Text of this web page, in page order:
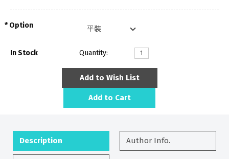
Option
In Stock Quantity:
Add to Wish List
Add to Cart
Description Author Info.